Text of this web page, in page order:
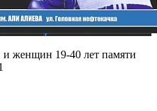
женщин 19-40 лет памяти